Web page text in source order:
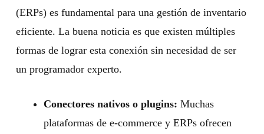
(ERPs) es fundamental para una gestión de inventario
eficiente. La buena noticia es que existen múltiples
formas de lograr esta conexión sin necesidad de ser
un programador experto.
Conectores nativos o plugins: Muchas
plataformas de e-commerce y ERPs ofrecen